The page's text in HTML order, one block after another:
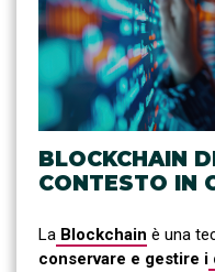
BLOCKCHAIN
CONTESTO IN
La Blockchain è una
conservare e gestire i